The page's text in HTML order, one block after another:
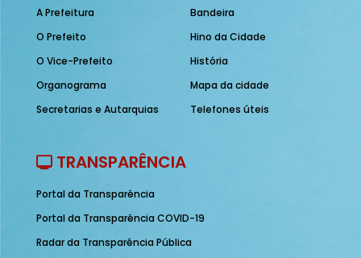
A Prefeitura
O Prefeito
O Vice-Prefeito
Organograma
Secretarias e Autarquias
Bandeira
Hino da Cidade
História
Mapa da cidade
Telefones úteis
TRANSPARÊNCIA
Portal da Transparência
Portal da Transparência COVID-19
Radar da Transparência Pública